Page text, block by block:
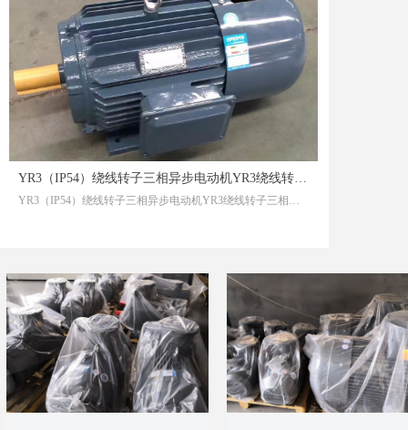
YR3（IP54）绕线转子三相异步电动机YR3绕线转子三相异步电动机
YR3（IP54）绕线转子三相异步电动机YR3绕线转子三相异步电动机